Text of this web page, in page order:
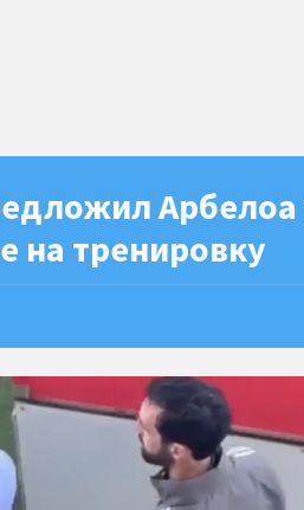
Арбелоа
на тренировку